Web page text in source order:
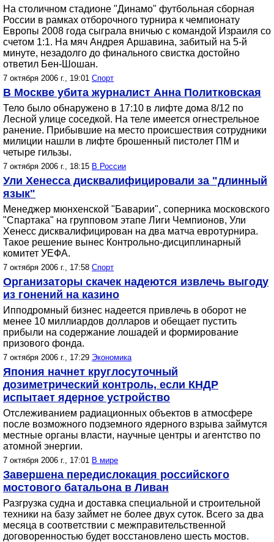
На столичном стадионе "Динамо" футбольная сборная
России в рамках отборочного турнира к чемпионату
Европы 2008 года сыграла вничью с командой Израиля со
счетом 1:1. На мяч Андрея Аршавина, забитый на 5-й
минуте, незадолго до финального свистка достойно
ответил Бен-Шошан.
7 октября 2006 г., 19:01 Спорт
В Москве убита журналист Анна Политковская
Тело было обнаружено в 17:10 в лифте дома 8/12 по
Лесной улице соседкой. На теле имеется огнестрельное
ранение. Прибывшие на место происшествия сотрудники
милиции нашли в лифте брошенный пистолет ПМ и
четыре гильзы.
7 октября 2006 г., 18:15 В России
Ули Хенесса дисквалифицировали за "длинный
язык"
Менеджер мюнхенской "Баварии", соперника московского
"Спартака" на групповом этапе Лиги Чемпионов, Ули
Хенесс дисквалифицирован на два матча евротурнира.
Такое решение вынес Контрольно-дисциплинарный
комитет УЕФА.
7 октября 2006 г., 17:58 Спорт
Организаторы скачек надеются извлечь выгоду
из гонений на казино
Ипподромный бизнес надеется привлечь в оборот не
менее 10 миллиардов долларов и обещает пустить
прибыли на содержание лошадей и формирование
призового фонда.
7 октября 2006 г., 17:29 Экономика
Япония начнет круглосуточный
дозиметрический контроль, если КНДР
испытает ядерное устройство
Отслеживанием радиационных объектов в атмосфере
после возможного подземного ядерного взрыва займутся
местные органы власти, научные центры и агентство по
атомной энергии.
7 октября 2006 г., 17:01 В мире
Завершена передислокация российского
мостового батальона в Ливан
Разгрузка судна и доставка специальной и строительной
техники на базу займет не более двух суток. Всего за два
месяца в соответствии с межправительственной
договоренностью будет восстановлено шесть мостов.